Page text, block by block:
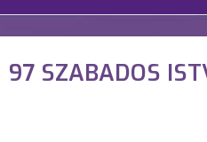
97 SZABADOS